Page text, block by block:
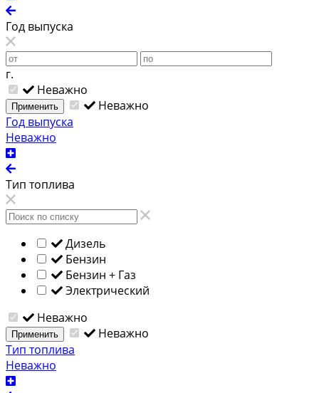
Год выпуска
г.
Неважно
Применить
Неважно
Год выпуска
Неважно
Тип топлива
Дизель
Бензин
Бензин + Газ
Электрический
Неважно
Применить
Неважно
Тип топлива
Неважно